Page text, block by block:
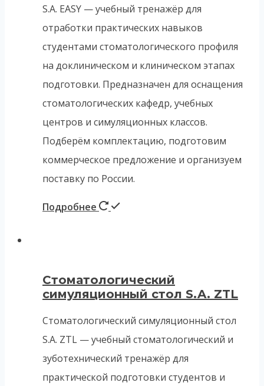
S.A. EASY — учебный тренажёр для
отработки практических навыков
студентами стоматологического профиля
на доклиническом и клиническом этапах
подготовки. Предназначен для оснащения
стоматологических кафедр, учебных
центров и симуляционных классов.
Подберём комплектацию, подготовим
коммерческое предложение и организуем
поставку по России.
Подробнее
Стоматологический
симуляционный стол S.A. ZTL
Стоматологический симуляционный стол
S.A. ZTL — учебный стоматологический и
зуботехнический тренажёр для
практической подготовки студентов и